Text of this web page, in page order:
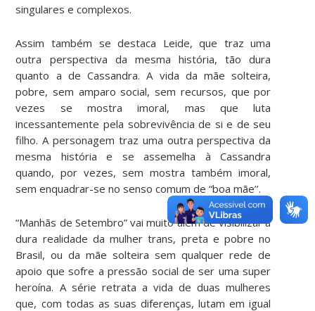
singulares e complexos.
Assim também se destaca Leide, que traz uma
outra perspectiva da mesma história, tão dura
quanto a de Cassandra. A vida da mãe solteira,
pobre, sem amparo social, sem recursos, que por
vezes se mostra imoral, mas que luta
incessantemente pela sobrevivência de si e de seu
filho. A personagem traz uma outra perspectiva da
mesma história e se assemelha à Cassandra
quando, por vezes, sem mostra também imoral,
sem enquadrar-se no senso comum de “boa mãe’’.
“Manhãs de Setembro” vai muito além de visibilizar a
dura realidade da mulher trans, preta e pobre no
Brasil, ou da mãe solteira sem qualquer rede de
apoio que sofre a pressão social de ser uma super
heroína. A série retrata a vida de duas mulheres
que, com todas as suas diferenças, lutam em igual